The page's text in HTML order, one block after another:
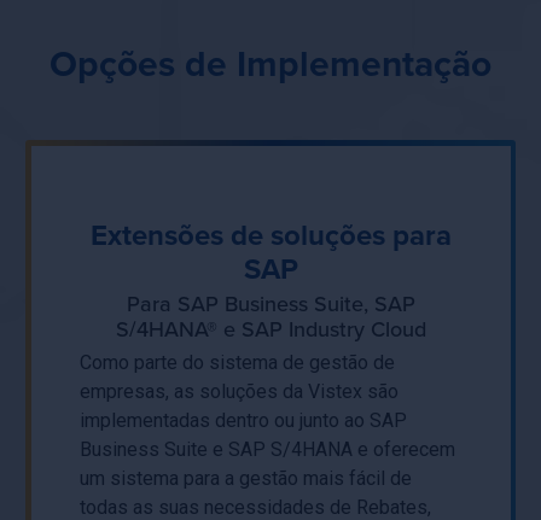
Opções de Implementação
Extensões de soluções para
SAP
Para SAP Business Suite, SAP
S/4HANA® e SAP Industry Cloud
Como parte do sistema de gestão de
empresas, as soluções da Vistex são
implementadas dentro ou junto ao SAP
Business Suite e SAP S/4HANA e oferecem
um sistema para a gestão mais fácil de
todas as suas necessidades de Rebates,